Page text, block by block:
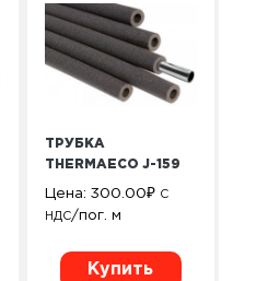
ТРУБКА
THERMAECO J-159
Цена: 300.00₽ С
НДС/пог. м
Купить